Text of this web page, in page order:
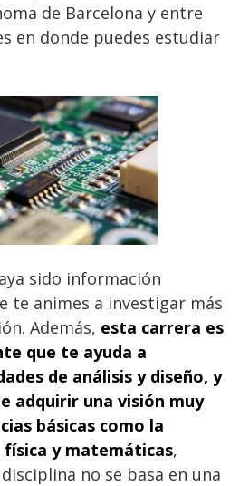
de Barcelona y entre
en donde puedes estudiar
sido información
te animes a investigar más
Además, esta carrera es
que te ayuda a
de análisis y diseño, y
adquirir una visión muy
básicas como la
y matemáticas,
no se basa en una